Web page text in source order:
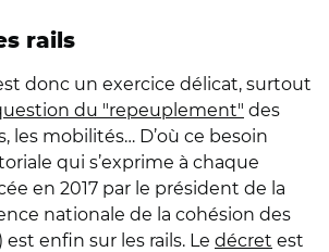
rails
donc un exercice délicat, surtout
du "repeuplement" des
les mobilités… D’où ce besoin
qui s’exprime à chaque
en 2017 par le président de la
nationale de la cohésion des
enfin sur les rails. Le décret est